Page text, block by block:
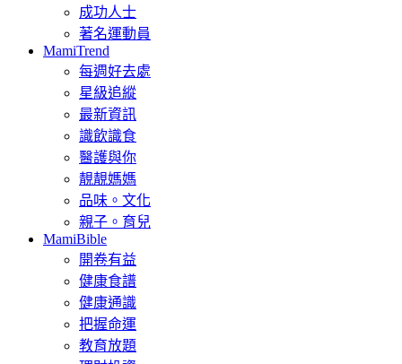
成功人士
著名運動員
MamiTrend
每週好去處
星級追縱
最新資訊
識飲識食
醫護與你
靚靚媽媽
品味。文化
親子。育兒
MamiBible
開卷有益
健康食譜
健康通識
把握命運
教育放題